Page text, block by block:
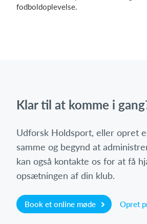
fodboldoplevelse.
Klar til at komme i
Udforsk Holdsport, eller opret
samme og begynd at
kan også kontakte os for at få
opsætningen af din klub.
Book et online møde Opret